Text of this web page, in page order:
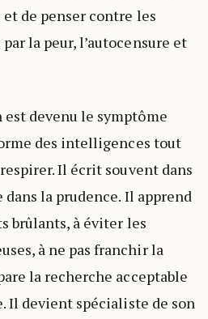
de penser contre les
la peur, l’autocensure et
devenu le symptôme
des intelligences tout
Il écrit souvent dans
la prudence. Il apprend
brûlants, à éviter les
à ne pas franchir la
la recherche acceptable
Il devient spécialiste de son